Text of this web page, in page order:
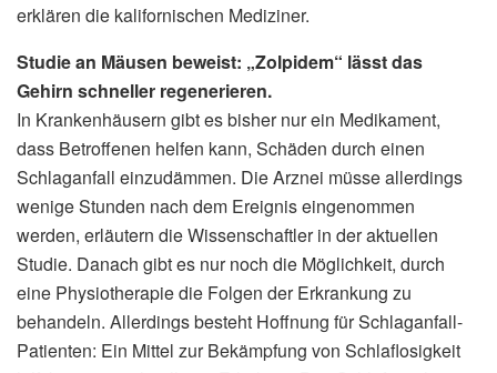
erklären die kalifornischen Mediziner.
Studie an Mäusen beweist: „Zolpidem“ lässt das
Gehirn schneller regenerieren.
In Krankenhäusern gibt es bisher nur ein Medikament,
dass Betroffenen helfen kann, Schäden durch einen
Schlaganfall einzudämmen. Die Arznei müsse allerdings
wenige Stunden nach dem Ereignis eingenommen
werden, erläutern die Wissenschaftler in der aktuellen
Studie. Danach gibt es nur noch die Möglichkeit, durch
eine Physiotherapie die Folgen der Erkrankung zu
behandeln. Allerdings besteht Hoffnung für Schlaganfall-
Patienten: Ein Mittel zur Bekämpfung von Schlaflosigkeit